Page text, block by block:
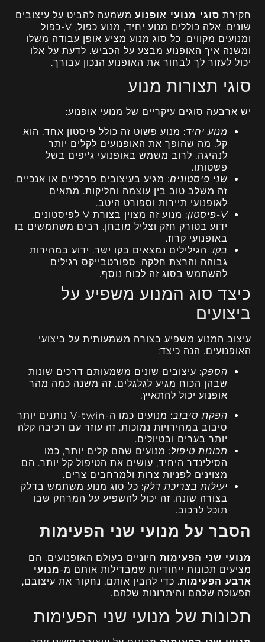
חקירת סוגי מנועי אופנוע משמעה להביט על עיצובים
שונים. אלה כוללים מנוע יחיד, מנוע כפול, V-כפול
ומנועים מקווים. כל סוג מנוע מציע אופן עבודה משלו
ומשנה איך האופנוע מבצע על הכביש. לדעת על אלו
יכול לעזור לך לבחור את האופנוע הנכון עבורך.
סוגי תצורות מנוע
יש ארבעה סוגים עיקריים של מנועי אופנוע:
מנוע יחיד: מנוע פשוט זה כולל פיסטון אחד. הוא
קל, מה שהופך את האופנועים לקלים יותר
לנהיגה. לרוב משמש באופנועי ג'יפים בשל
פשטותו.
שני פיסטונים: מגיע בעיצובים פרלליים או אנכיים.
זה משלב טוב בין עוצמה וחליקות. מתאים
לאופנועי תיירות וספורט היטב.
V-פיסטון
: מנוע זה מצוין בצורת V לפיסטונים.
ידוע בטורק חזק וצליל מובחן. רבים משתמשים בו
באופנועי קרוז.
בקו: הגילילים נמצאים בקו ישר. ידוע במהירות
גבוהה והרצת חלקה. ספורטבייקס רגילים
להשתמש בסוג זה לכוח נוסף.
כיצד סוג המנוע משפיע על
ביצועים
עיצוב המנוע משפיע בצורה משמעותית על ביצועי
האופנועים. הנה כיצד:
הספק: עיצובים שונים משמעותם דרכים שונות
שבהן הכוח מגיע לגלגלים. זה משנה כמה מהר
אופנוע יכול להתאיץ.
הפקת סיבוב
: מנועים כמו ה-V-twin נותנים יותר
סיבוב במהירויות נמוכות. זה עוזר עם רכיבה קלה
יותר בערים ובטיולים.
תכונות טיפול: מנועים שהם קלים יותר, כמו
הסילינדר היחיד, עושים את הטיפול קל יותר. הם
מצוינים לפניות צרות ולמרחבים צרים.
יעילות בצריכת דלק: כל סוג מנוע משתמש בדלק
בצורה שונה. זה יכול להשפיע על המרחק שבו
תוכל לרכוב.
הסבר על מנועי שני הפעימות
מנועי שני הפעימות חיוניים בעולם האופנועים. הם
מציעים תכונות ייחודיות שמבדילות אותם מ-מנועי
ארבע הפעימות. כדי להבין אותם, נחקור את עיצובם,
הפעולה שלהם והיתרונות שלהם.
תכונות של מנועי שני הפעימות